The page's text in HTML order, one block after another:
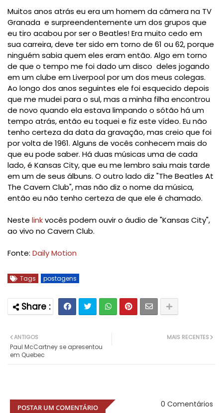
Muitos anos atrás euera umhomem da câmerana TV
Granada e surpreendentemente um dos grupos que
eu tiro acabou por sero Beatles!Eramuito cedo em
sua carreira, deve ter sido em torno de 61 ou 62, porque
ninguémsabia quem eles eramentão. Algo em torno
de que o tempo me foi dado um disco deles jogando
em um clube emLiverpoolpor um dos meus colegas.
Ao longo dos anos seguintes ele foiesquecido depois
que me mudeipara o sul, mas a minha filhaencontrou
de novo quando elaestava limpando o sótão há um
tempo atrás, então eu toquei e fiz este vídeo. Eu não
tenho certezadadata dagravação, mas creio que foi
por volta de 1961. Alguns de vocês conhecemmais do
que eupode saber. Háduas músicas umade cada
lado,é Kansas City, que eu me lembro saiu mais tarde
em um de seus álbuns. O outro lado diz "The Beatles At
The Cavern Club", mas não diz o nome da música,
então eunão tenho certeza de que ele é chamado.
Neste linkvocês podem ouvir o áudio de "Kansas City",
ao vivo no Cavern Club.
Fonte: Daily Motion
Tags postagens
MAIS RECENTES
ANTIGOS
Paul McCartney se apresentou
em Quebec
POSTAR UM COMENTÁRIO 0 Comentários